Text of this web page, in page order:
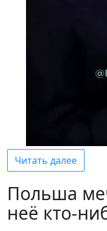
Читать далее
Польша
неё кто-